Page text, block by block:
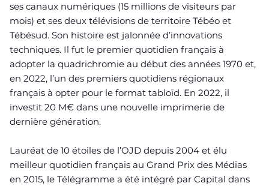
ses canaux numériques (15 millions de visiteurs par
mois) et ses deux télévisions de territoire Tébéo et
Tébésud. Son histoire est jalonnée d’innovations
techniques. Il fut le premier quotidien français à
adopter la quadrichromie au début des années 1970 et,
en 2022, l’un des premiers quotidiens régionaux
français à opter pour le format tabloïd. En 2022, il
investit 20 M€ dans une nouvelle imprimerie de
dernière génération.
Lauréat de 10 étoiles de l’OJD depuis 2004 et élu
meilleur quotidien français au Grand Prix des Médias
en 2015, le Télégramme a été intégré par Capital dans